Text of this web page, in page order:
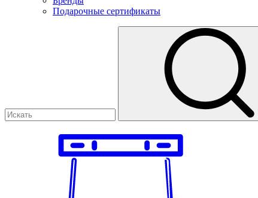
Подарочные сертификаты